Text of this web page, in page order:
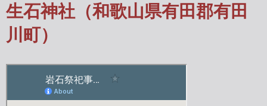
生石神社（和歌山県有田郡有田
川町）